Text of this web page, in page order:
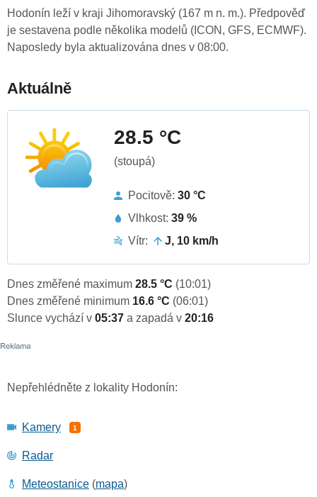
Hodonín leží v kraji Jihomoravský (167 m n. m.). Předpověď
je sestavena podle několika modelů (ICON, GFS, ECMWF).
Naposledy byla aktualizována dnes v 08:00.
Aktuálně
28.5 °C
(stoupá)
Pocitově: 30 °C
Vlhkost: 39 %
Vítr:
J, 10 km/h
Dnes změřené maximum 28.5 °C (10:01)
Dnes změřené minimum 16.6 °C (06:01)
Slunce vychází v 05:37 a zapadá v 20:16
Nepřehlédněte z lokality Hodonín:
Kamery 1
Radar
Meteostanice (mapa)